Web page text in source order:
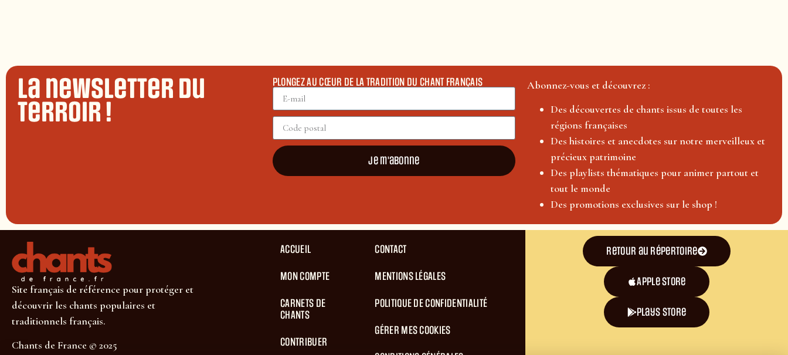
La newsletter du
terroir !
PLONGEZ AU CŒUR DE LA TRADITION DU CHANT FRANÇAIS
Je m'abonne
Abonnez-vous et découvrez :
Des découvertes de chants issus de toutes les
régions françaises
Des histoires et anecdotes sur notre merveilleux et
précieux patrimoine
Des playlists thématiques pour animer partout et
tout le monde
Des promotions exclusives sur le shop !
Site français de référence pour protéger et
découvrir les chants populaires et
traditionnels français.
Chants de France © 2025
ACCUEIL
MON COMPTE
CARNETS DE
CHANTS
CONTRIBUER
CONTACT
MENTIONS LÉGALES
POLITIQUE DE CONFIDENTIALITÉ
GÉRER MES COOKIES
Retour au répertoire
Apple Store
plays store